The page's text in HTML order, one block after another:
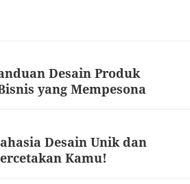
Desain Produk
yang Mempesona
Desain Unik dan
Kamu!